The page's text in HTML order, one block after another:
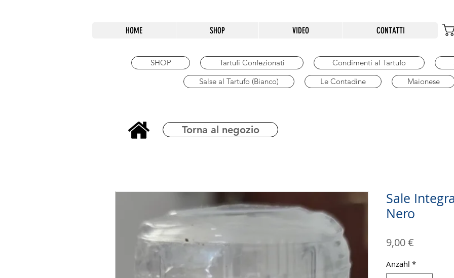
HOME SHOP VIDEO CONTATTI
SHOP Tartufi Confezionati Condimenti al Tartufo
Salse al Tartufo (Bianco)
Le Contadine Maionese
Sale
Nero
9,00 €
Anzahl *
Torna al negozio